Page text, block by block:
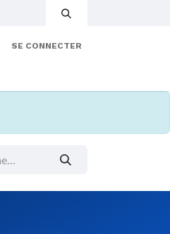
SE CONNECTER